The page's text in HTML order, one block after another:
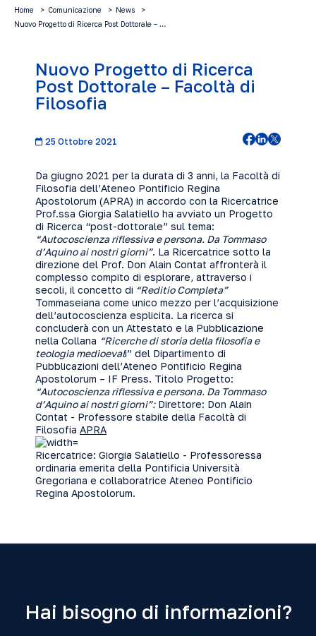
Home Comunicazione
News
Nuovo Progetto di Ricerca Post Dottorale – …
Nuovo Progetto di Ricerca
Post Dottorale – Facoltà di
Filosofia
25 Ottobre 2021
Da giugno 2021 per la durata di 3 anni, la Facoltà di
Filosofia dell’Ateneo Pontificio Regina
Apostolorum (APRA) in accordo con la Ricercatrice
Prof.ssa Giorgia Salatiello ha avviato un Progetto
di Ricerca “post-dottorale” sul tema:
“Autocoscienza riflessiva e persona. Da Tommaso
d’Aquino ai nostri giorni”. La Ricercatrice sotto la
direzione del Prof. Don Alain Contat affronterà il
complesso compito di esplorare, attraverso i
secoli, il concetto di “Reditio Completa”
Tommaseiana come unico mezzo per l’acquisizione
dell’autocoscienza esplicita. La ricerca si
concluderà con un Attestato e la Pubblicazione
nella Collana “Ricerche di storia della filosofia e
teologia medioevali” del Dipartimento di
Pubblicazioni dell’Ateneo Pontificio Regina
Apostolorum – IF Press. Titolo Progetto:
“Autocoscienza riflessiva e persona. Da Tommaso
d’Aquino ai nostri giorni”:Direttore: Don Alain
Contat - Professore stabile della Facoltà di
Filosofia APRA
Ricercatrice: Giorgia Salatiello - Professoressa
ordinaria emerita della Pontificia Università
Gregoriana e collaboratrice Ateneo Pontificio
Regina Apostolorum.
Hai bisogno di informazioni?